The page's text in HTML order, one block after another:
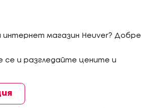
интернет магазин Heuver? Добре
се и разгледайте цените и